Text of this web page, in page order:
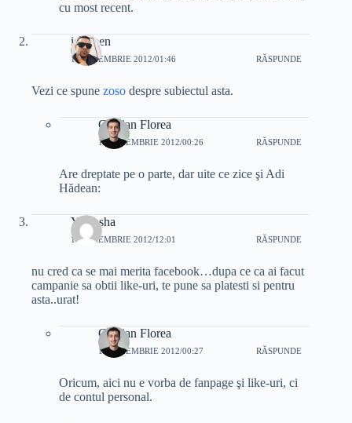
cu most recent.
isshmen
14 NOIEMBRIE 2012/01:46 RĂSPUNDE
Vezi ce spune zoso despre subiectul asta.
Cristian Florea
15 NOIEMBRIE 2012/00:26 RĂSPUNDE
Are dreptate pe o parte, dar uite ce zice şi Adi
Hădean:
Yamasha
14 NOIEMBRIE 2012/12:01 RĂSPUNDE
nu cred ca se mai merita facebook…dupa ce ca ai facut
campanie sa obtii like-uri, te pune sa platesti si pentru
asta..urat!
Cristian Florea
15 NOIEMBRIE 2012/00:27 RĂSPUNDE
Oricum, aici nu e vorba de fanpage şi like-uri, ci
de contul personal.